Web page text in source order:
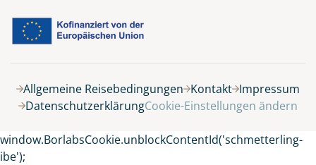
Keine Reisen auf der Merkliste
Allgemeine Reisebedingungen Kontakt Impressum
DatenschutzerklärungCookie-Einstellungen ändern
window.BorlabsCookie.unblockContentId('schmetterling-
ibe');